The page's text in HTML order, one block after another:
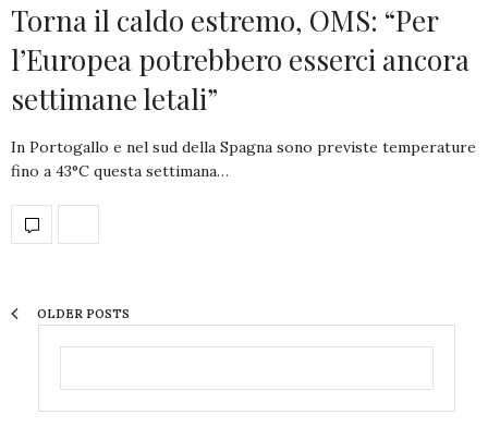
Torna il caldo estremo, OMS: “Per
l’Europea potrebbero esserci ancora
settimane letali”
In Portogallo e nel sud della Spagna sono previste temperature
fino a 43°C questa settimana…
OLDER POSTS